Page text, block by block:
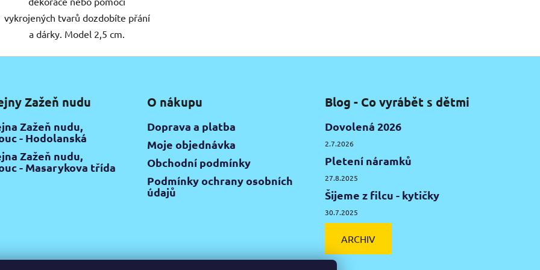
vykrojených tvarů dozdobíte přání
a dárky. Model 2,5 cm.
Zažeň nudu
Zažeň nudu,
- Hodolanská
Zažeň nudu,
- Masarykova třída
O nákupu
Doprava a platba
Moje objednávka
Obchodní podmínky
Podmínky ochrany osobních
údajů
Blog - Co vyrábět s dětmi
Dovolená 2026
2.7.2026
Pletení náramků
27.8.2025
Šijeme z filcu - kytičky
30.7.2025
ARCHIV